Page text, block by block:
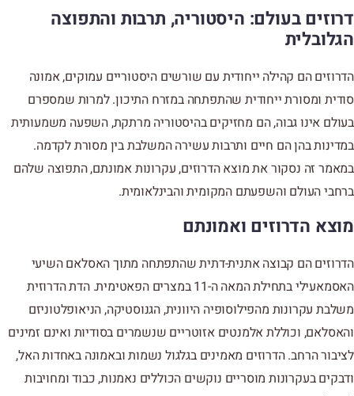
דרוזים בעולם: היסטוריה, תרבות והתפוצה
הגלובלית
הדרוזים הם קהילה ייחודית עם שורשים היסטוריים עמוקים, אמונה
סודית ומסורת ייחודית שהתפתחה במזרח התיכון. למרות שמספרם
בעולם אינו גבוה, הם מחזיקים בהיסטוריה מרתקת, השפעה משמעותית
במדינות בהן הם חיים ותרבות עשירה המשלבת בין מסורת לקדמה.
במאמר זה נסקור את מוצא הדרוזים, עקרונות אמונתם, התפוצה שלהם
ברחבי העולם והשפעתם המקומית והבינלאומית.
מוצא הדרוזים ואמונתם
הדרוזים הם קבוצה אתנית-דתית שהתפתחה מתוך האסלאם השיעי
האסמאעילי בתחילת המאה ה-11 במצרים הפאטימית. הדת הדרוזית
משלבת עקרונות מהפילוסופיה היוונית, הגנוסטיקה, הניאופלטוניזם
והאסלאם, וכוללת אלמנטים אזוטריים שנשמרים בסודיות ואינם זמינים
לציבור הרחב. הדרוזים מאמינים בגלגול נשמות ובאמונה באחדות האל,
ודבקים בעקרונות מוסריים נוקשים הכוללים נאמנות, כבוד ומחויבות